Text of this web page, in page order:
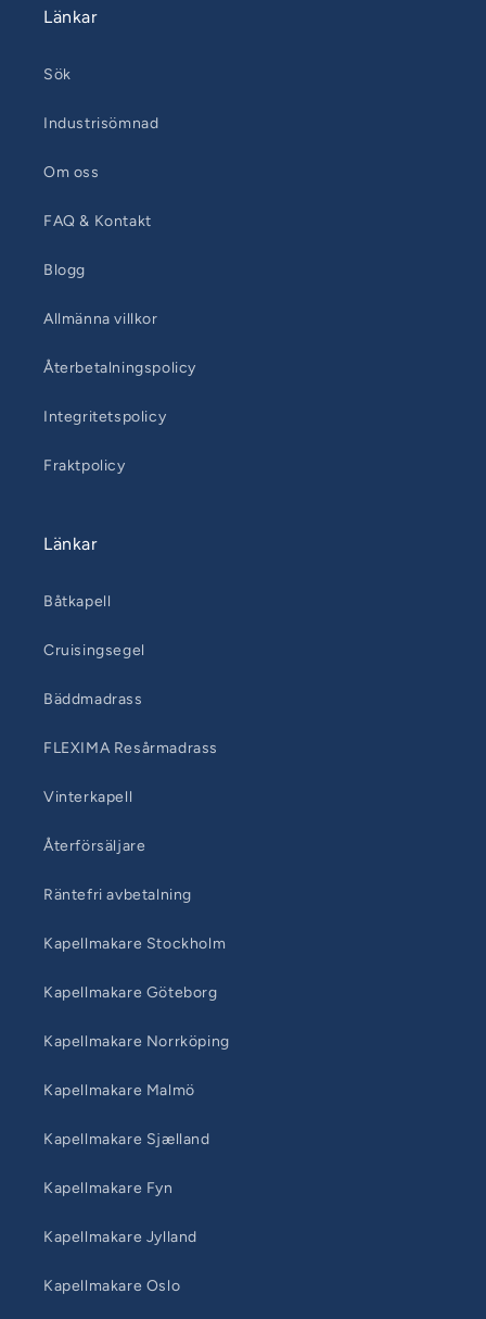
Länkar
Sök
Industrisömnad
Om oss
FAQ & Kontakt
Blogg
Allmänna villkor
Återbetalningspolicy
Integritetspolicy
Fraktpolicy
Länkar
Båtkapell
Cruisingsegel
Bäddmadrass
FLEXIMA Resårmadrass
Vinterkapell
Återförsäljare
Räntefri avbetalning
Kapellmakare Stockholm
Kapellmakare Göteborg
Kapellmakare Norrköping
Kapellmakare Malmö
Kapellmakare Sjælland
Kapellmakare Fyn
Kapellmakare Jylland
Kapellmakare Oslo